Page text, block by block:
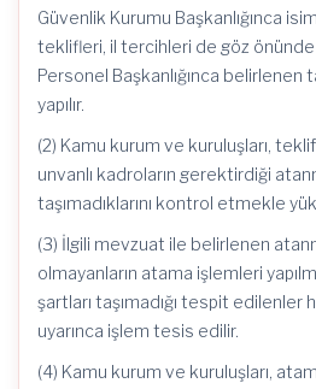
Güvenlik Kurumu Başkanlığınca
teklifleri, il tercihleri de göz
Personel Başkanlığınca belirlenen
yapılır.
(2) Kamu kurum ve kuruluşları,
unvanlı kadroların gerektirdiği
taşımadıklarını kontrol etmekle
(3) İlgili mevzuat ile belirlenen
olmayanların atama işlemleri
şartları taşımadığı tespit edilenler
uyarınca işlem tesis edilir.
(4) Kamu kurum ve kuruluşları,